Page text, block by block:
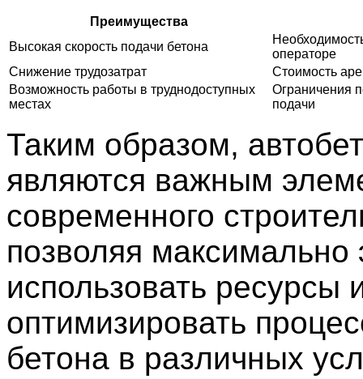
Преимущества
Высокая скорость подачи бетона
операторе
Снижение трудозатрат
Стоимость
Возможность работы в труднодоступных
местах
Ограничения
подачи
Таким образом,
являются важным
современного
позволяя
использовать ресурсы
оптимизировать
бетона в различных